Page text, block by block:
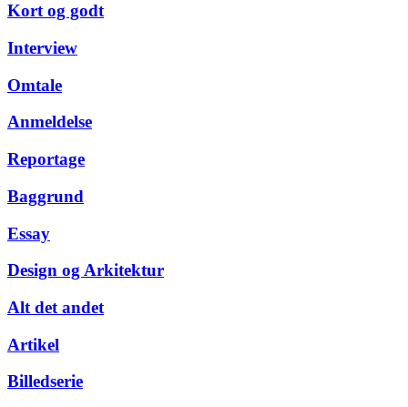
Kort og godt
Interview
Omtale
Anmeldelse
Reportage
Baggrund
Essay
Design og Arkitektur
Alt det andet
Artikel
Billedserie